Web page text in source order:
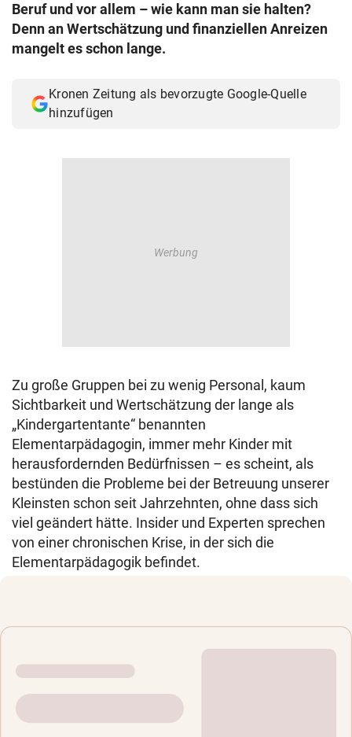
Beruf und vor allem – wie kann man sie halten?
Denn an Wertschätzung und finanziellen Anreizen
mangelt es schon lange.
Kronen Zeitung als bevorzugte Google-Quelle
hinzufügen
Zu große Gruppen bei zu wenig Personal, kaum
Sichtbarkeit und Wertschätzung der lange als
„Kindergartentante“ benannten
Elementarpädagogin, immer mehr Kinder mit
herausfordernden Bedürfnissen – es scheint, als
bestünden die Probleme bei der Betreuung unserer
Kleinsten schon seit Jahrzehnten, ohne dass sich
viel geändert hätte. Insider und Experten sprechen
von einer chronischen Krise, in der sich die
Elementarpädagogik befindet.